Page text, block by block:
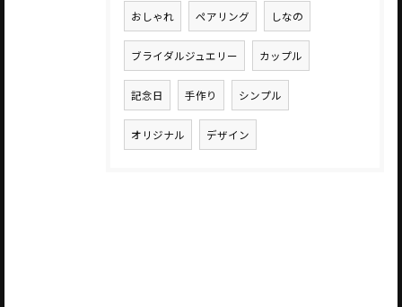
おしゃれ ペアリング しなの
ブライダルジュエリー カップル
記念日 手作り シンプル
オリジナル デザイン